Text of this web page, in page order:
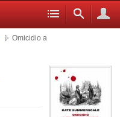
Omicidio a